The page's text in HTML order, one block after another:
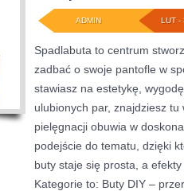
LUT -
ADMIN
Spadlabuta to centrum
zadbać o swoje pantofle w
stawiasz na estetykę,
ulubionych par, znajdziesz
pielęgnacji obuwia w
podejście do tematu, dzięki
buty staje się prosta, a
Kategorie to: Buty DIY –